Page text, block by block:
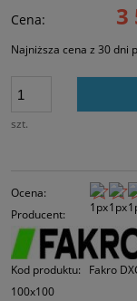
Cena: 3
Najniższa cena z 30 dni
szt.
Ocena:
Producent:
Kod produktu:
Fakro
100x100